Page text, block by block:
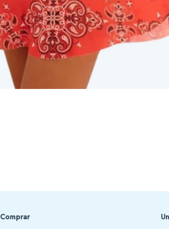
Comprar